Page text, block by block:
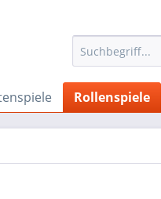
Rollenspiele